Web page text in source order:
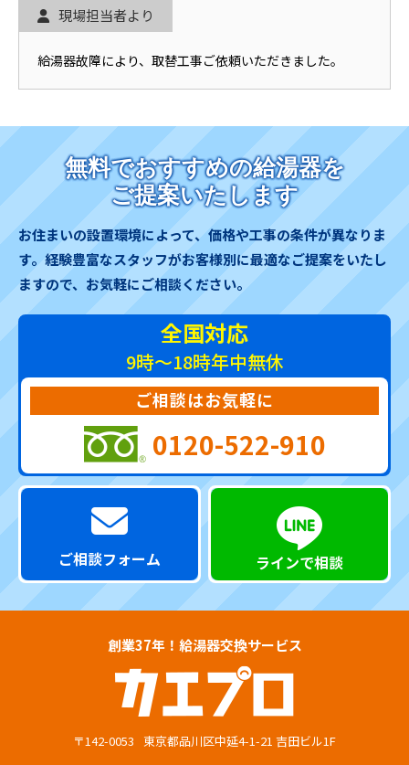
現場担当者より
給湯器故障により、取替工事ご依頼いただきました。
無料でおすすめの給湯器を
ご提案いたします
お住まいの設置環境によって、価格や工事の条件が異なりま
す。 経験豊富なスタッフがお客様別に最適なご提案をいたし
ますので、お気軽にご相談ください。
全国対応
9時～18時年中無休
ご相談はお気軽に
0120-522-910
ご相談フォーム ラインで相談
創業37年！給湯器交換サービス
〒142-0053
東京都品川区中延4-1-21 吉田ビル1F